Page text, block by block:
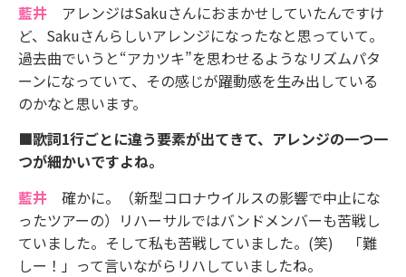
藍井 アレンジはSakuさんにおまかせしていたんですけ
ど、Sakuさんらしいアレンジになったなと思っていて。
過去曲でいうと“アカツキ”を思わせるようなリズムパタ
ーンになっていて、その感じが躍動感を生み出している
のかなと思います。
■歌詞1行ごとに違う要素が出てきて、アレンジの一つ一
つが細かいですよね。
藍井 確かに。（新型コロナウイルスの影響で中止にな
ったツアーの）リハーサルではバンドメンバーも苦戦し
ていました。そして私も苦戦していました。(笑) 「難
しー！」って言いながらリハしていましたね。